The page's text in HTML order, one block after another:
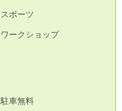
スポーツ
ワークショップ
駐車無料